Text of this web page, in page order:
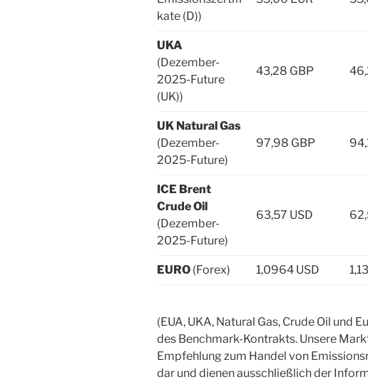
kate (D))
UKA
(Dezember-
2025-Future
(UK))
43,28 GBP
UK Natural Gas
(Dezember-
2025-Future)
97,98 GBP
ICE Brent
Crude Oil
(Dezember-
2025-Future)
63,57 USD
EURO (Forex) 1,0964 USD
(EUA, UKA, Natural Gas, Crude Oil und
des Benchmark-Kontrakts. Unsere
Empfehlung zum Handel von
dar und dienen ausschließlich der